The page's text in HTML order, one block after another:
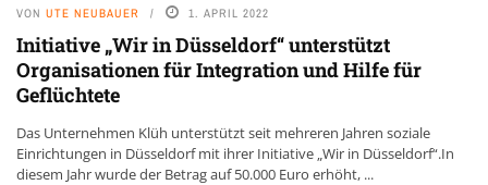
VON UTE NEUBAUER 1. APRIL 2022
Initiative „Wir in Düsseldorf“ unterstützt
Organisationen für Integration und Hilfe für
Geflüchtete
Das Unternehmen Klüh unterstützt seit mehreren Jahren soziale
Einrichtungen in Düsseldorf mit ihrer Initiative „Wir in Düsseldorf“.In
diesem Jahr wurde der Betrag auf 50.000 Euro erhöht, ...